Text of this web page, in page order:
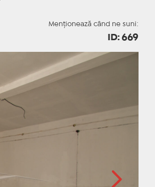
Menționează când ne suni:
ID: 669